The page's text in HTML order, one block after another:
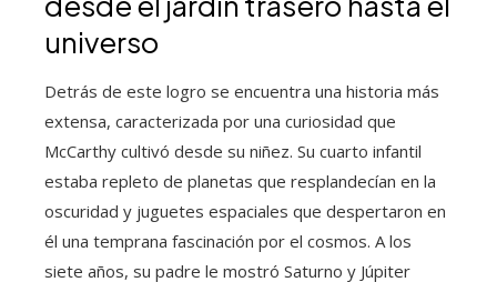
universo
Detrás de este logro se encuentra una historia más
extensa, caracterizada por una curiosidad que
McCarthy cultivó desde su niñez. Su cuarto infantil
estaba repleto de planetas que resplandecían en la
oscuridad y juguetes espaciales que despertaron en
él una temprana fascinación por el cosmos. A los
siete años, su padre le mostró Saturno y Júpiter